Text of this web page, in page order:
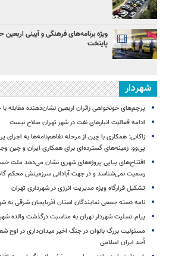
ویژه برنامه‌های فرهنگی و آیینی اربعین
پایتخت
شهردار
پرچم‌های خونخواهی زائران اربعین نشان‌دهنده مقابله
ادامه فعالیت انبارهای نفت در شهر تهران صلاح نیست
زاکانی: همکاری با چین از مرحله تفاهم‌نامه‌ها به اجرای
پی‌وو: زمینه‌های گسترده‌ای برای همکاری ایران و چین
افتتاح‌های پیاپی پروژه‌های شهری نشان می‌دهد ملت
رسمیت نمی‌شناسد و در جهت آبادانی سرزمینش محکم
تشکیل قرارگاه ویژه مدیریت انرژی در شهرداری تهران
نامه دسته جمعی نمایندگان استان آذربایجان شرقی به
پیام تسلیت شهردار تهران به مناسبت درگذشت والده
مسئولیت بزرگ بانوان در جنگ اخیر میدان‌داری‌ در اوج
اُحد ایران اسلامی